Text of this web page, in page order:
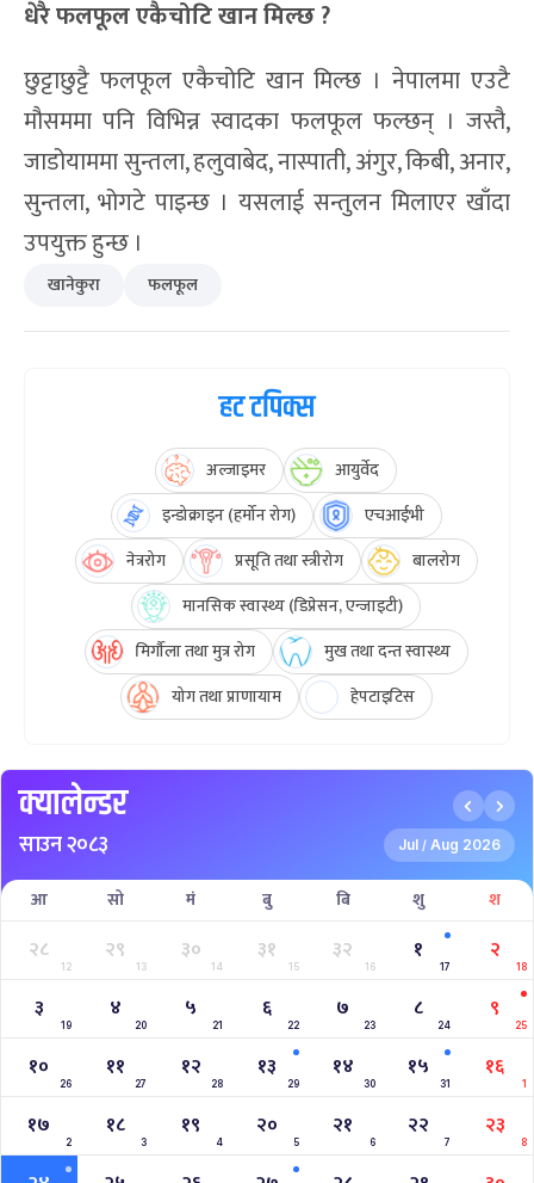
धेरैफलफूलएकैचोटखान मिल्छ ?
छुट्टाछुट्टै फलफूल एकैचोटि खान मिल्छ । नेपालमा एउटै
मौसममा पनि विभिन्न स्वादका फलफूल फल्छन् । जस्तै,
जाडोयाममा सुन्तला, हलुवाबेद, नास्पाती, अंगुर, किबी, अनार,
सुन्तला, भोगटे पाइन्छ । यसलाई सन्तुलन मिलाएर खाँदा
उपयुक्त हुन्छ ।
खानेकुरा फलफूल
हट टपिक्स
अल्जाइमर
आयुर्वेद
इन्डोक्राइन (हर्मोन रोग)
एचआईभी
नेत्ररोग
प्रसूति तथा स्त्रीरोग
बालरोग
मानसिक स्वास्थ्य (डिप्रेसन, एन्जाइटी)
मिर्गौला तथा मुत्र रोग
मुख तथा दन्त स्वास्थ्य
योग तथा प्राणायाम
हेपटाइटिस
क्यालेन्डर
साउन २०८३ Jul / Aug 2026
आ सो मं बु बि शु श
२८
12
२९
13
३०
14
३१
15
३२
16
१
17
२
18
३
19
४
20
५
21
६
22
७
23
८
24
९
25
१०
26
११
27
१२
28
१३
29
१४
30
१५
31
१६
1
१७
2
१८
3
१९
4
२०
5
२१
6
२२
7
२३
8